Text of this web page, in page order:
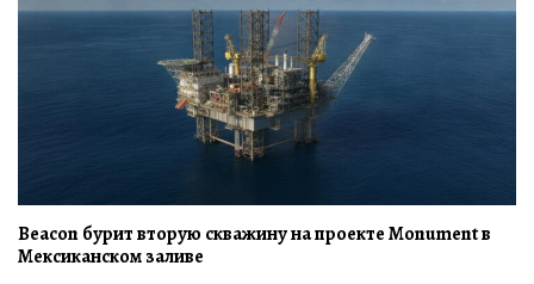
Beacon бурит вторую скважину на проекте Monument в
Мексиканском заливе